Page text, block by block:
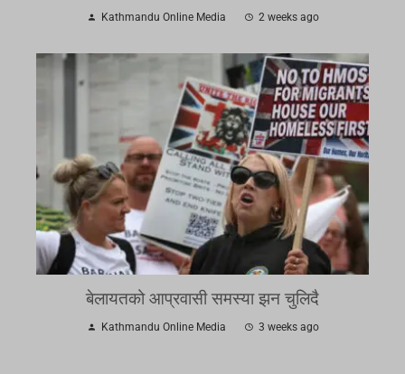
Kathmandu Online Media 2 weeks ago
बेलायतको आप्रवासी समस्या झन चुलिदै
Kathmandu Online Media 3 weeks ago